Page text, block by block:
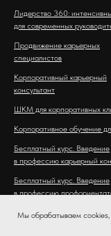
Мы обрабатываем cookies,
Лидерство 360:
для современных
Продвижение карьерных
специалистов
Корпоративный карьерный
консультант
ШКМ для корпоративных
Корпоративное обучение
Бесплатный курс. Введение
в профессию карьерный
Бесплатный курс. Введение
в профессию